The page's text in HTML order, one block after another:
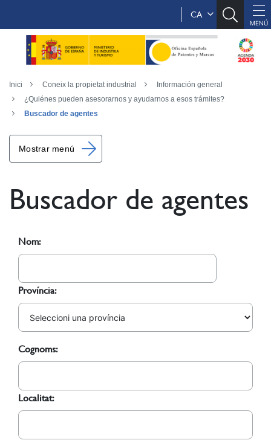
CA
Inici Coneix la propietat industrial
Información general
¿Quiénes pueden asesorarnos y ayudarnos a esos trámites?
Buscador de agentes
Mostrar menú
Buscador de agentes
Nom:
Província:
Cognoms:
Localitat: